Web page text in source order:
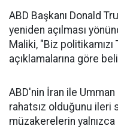
ABD Başkanı Donald
yeniden açılması
Maliki, "Biz
açıklamalarına göre
ABD'nin İran ile
rahatsız olduğunu ileri
müzakerelerin